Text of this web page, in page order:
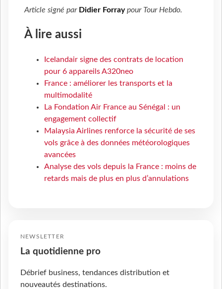
Article signé par Didier Forraypour Tour Hebdo.
À lire aussi
Icelandair signe des contrats de location
pour 6 appareils A320neo
France : améliorer les transports et la
multimodalité
La Fondation Air France au Sénégal : un
engagement collectif
Malaysia Airlines renforce la sécurité de ses
vols grâce à des données météorologiques
avancées
Analyse des vols depuis la France : moins de
retards mais de plus en plus d’annulations
NEWSLETTER
La quotidienne pro
Débrief business, tendances distribution et
nouveautés destinations.